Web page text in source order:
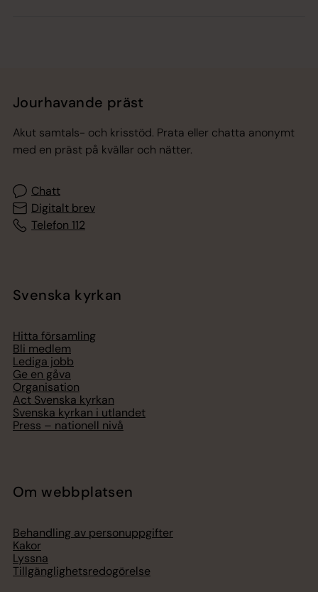
Jourhavande präst
Akut samtals- och krisstöd. Prata eller chatta anonymt
med en präst på kvällar och nätter.
Chatt
Digitalt brev
Telefon 112
Svenska kyrkan
Hitta församling
Bli medlem
Lediga jobb
Ge en gåva
Organisation
Act Svenska kyrkan
Svenska kyrkan i utlandet
Press – nationell nivå
Om webbplatsen
Behandling av personuppgifter
Kakor
Lyssna
Tillgänglighetsredogörelse